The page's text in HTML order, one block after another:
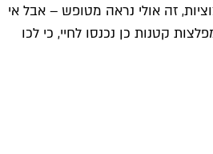
זה אולי נראה מטופש – אבל אי
קטנות כן נכנסו לחיי, כי לכו